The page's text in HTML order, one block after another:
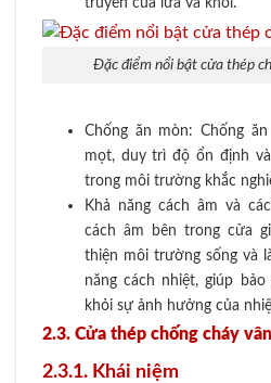
Đặc điểm nổi bật cửa thép
Chống ăn mòn: Chống
mọt, duy trì độ ổn định
trong môi trường khắc
Khả năng cách âm và
cách âm bên trong cửa
thiện môi trường sống và
năng cách nhiệt, giúp
khỏi sự ảnh hưởng của
2.3. Cửa thép chống cháy
2.3.1. Khái niệm